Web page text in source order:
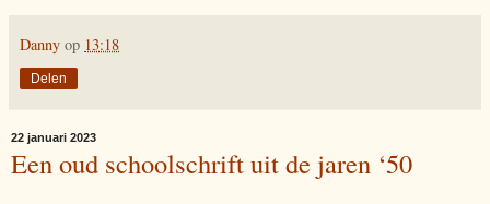
Danny op 13:18
Delen
22 januari 2023
Een oud schoolschrift uit de jaren ‘50